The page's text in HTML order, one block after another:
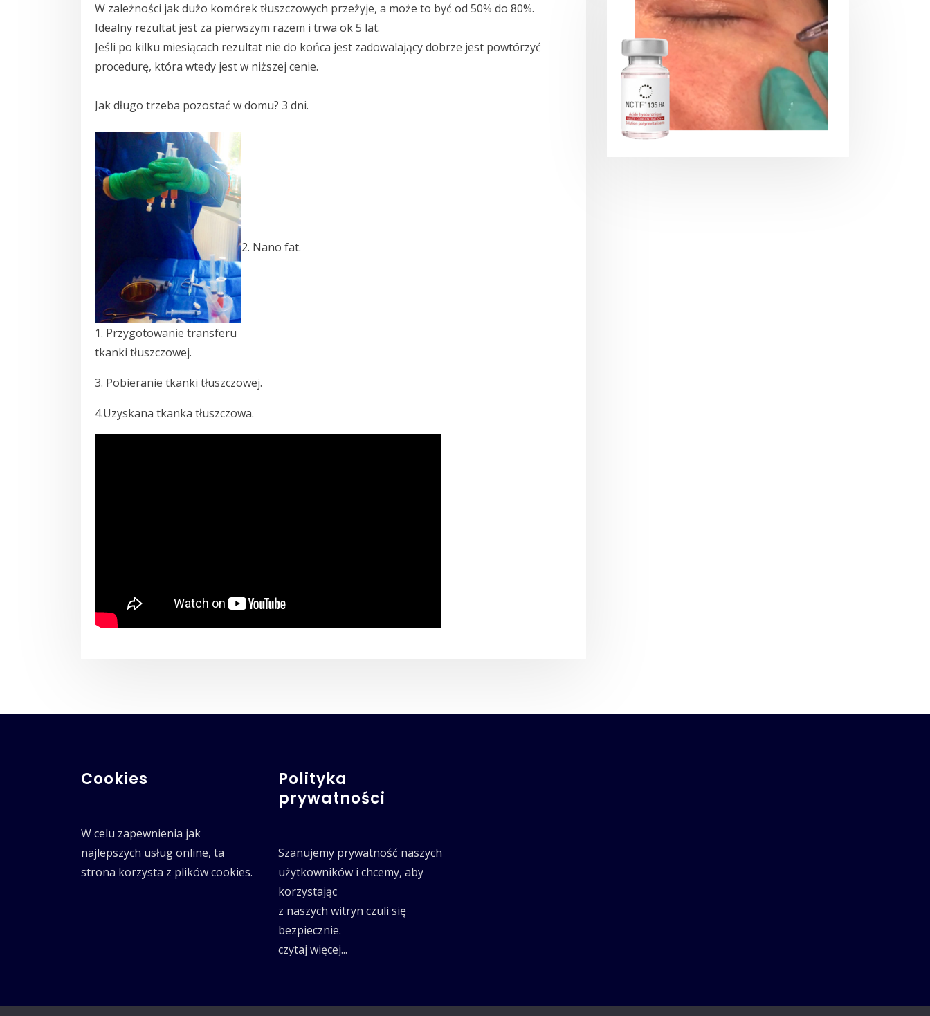
W zależności jak dużo komórek tłuszczowych przeżyje, a może to być od 50% do 80%.
Idealny rezultat jest za pierwszym razem i trwa ok 5 lat.
Jeśli po kilku miesiącach rezultat nie do końca jest zadowalający dobrze jest powtórzyć
procedurę, która wtedy jest w niższej cenie.
Jak długo trzeba pozostać w domu? 3 dni.
1. Przygotowanie transferu
tkanki tłuszczowej.
2. Nano fat.
3. Pobieranie tkanki tłuszczowej.
4.Uzyskana tkanka tłuszczowa.
Cookies
W celu zapewnienia jak
najlepszych usług online, ta
strona korzysta z plików cookies.
Polityka
prywatności
Szanujemy prywatność naszych
użytkowników i chcemy, aby
korzystając
z naszych witryn czuli się
bezpiecznie.
czytaj więcej...